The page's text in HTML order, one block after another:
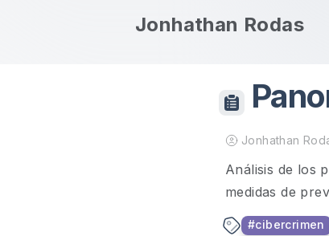
Jonhathan Rodas
Jonhathan
Análisis de los
medidas de
#cibercrimen